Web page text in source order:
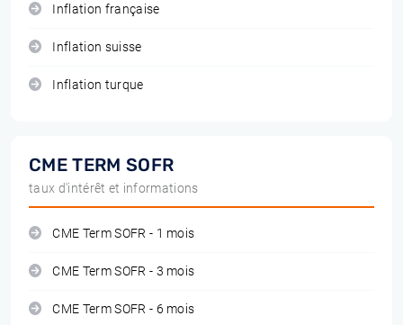
Inflation française
Inflation suisse
Inflation turque
CME TERM SOFR
taux d'intérêt et informations
CME Term SOFR - 1 mois
CME Term SOFR - 3 mois
CME Term SOFR - 6 mois